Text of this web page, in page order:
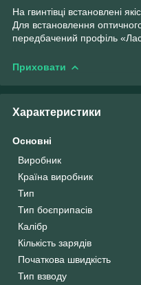
На гвинтівці встановлені
Для встановлення
передбачений профіль
Приховати
Характеристики
Основні
Виробник
Країна виробник
Тип
Тип боєприпасів
Калібр
Кількість зарядів
Початкова швидкість
Тип взводу